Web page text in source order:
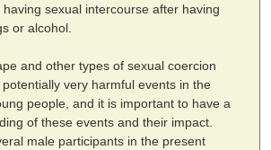
sexual intercourse after having
or alcohol.
and other types of sexual coercion
very harmful events in the
people, and it is important to have a
of these events and their impact.
male participants in the present